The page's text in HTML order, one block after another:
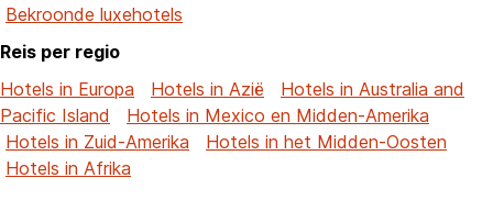
Bekroonde luxehotels
Reis per regio
Hotels in Europa
Hotels in Azië
Hotels in Australia and
Pacific Island
Hotels in Mexico en Midden-Amerika
Hotels in Zuid-Amerika
Hotels in het Midden-Oosten
Hotels in Afrika